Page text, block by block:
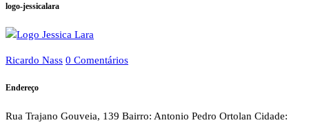
logo-jessicalara
Ricardo Nass 0 Comentários
Endereço
Rua Trajano Gouveia, 139 Bairro: Antonio Pedro Ortolan Cidade: